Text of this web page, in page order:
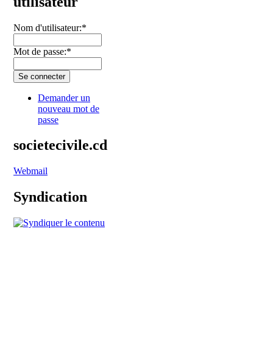
Nom d'utilisateur:*
Mot de passe:*
Demander un
nouveau mot de
passe
societecivile.cd
Webmail
Syndication